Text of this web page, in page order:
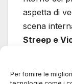
Per fornire le
aspetta di
scena
Streep e
Un